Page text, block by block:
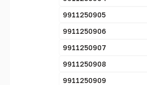
9911250905
9911250906
9911250907
9911250908
9911250909